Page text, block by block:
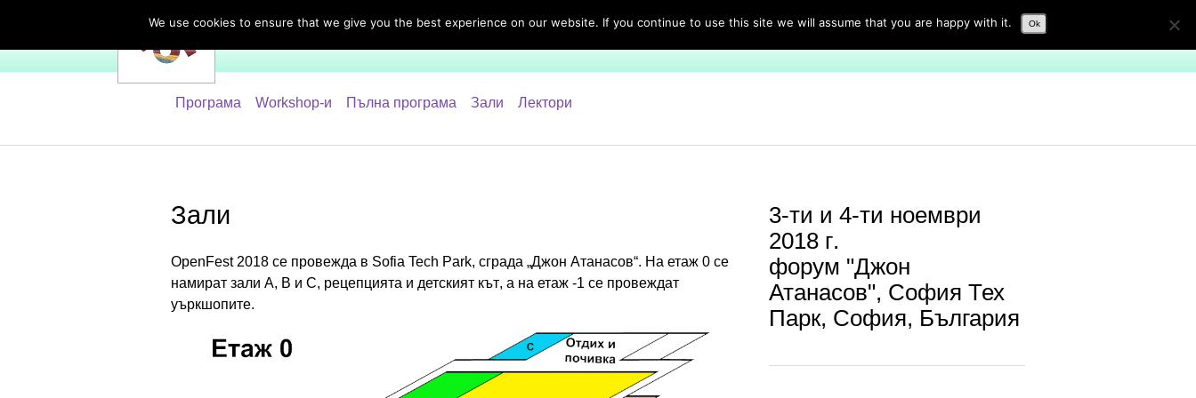
Програма Workshop-и Пълна програма Зали Лектори
Зали
OpenFest 2018 се провежда в Sofia Tech Park, сграда „Джон Атанасов“. На етаж 0 се
намират зали A, B и C, рецепцията и детският кът, а на етаж -1 се провеждат
уъркшопите.
3-ти и 4-ти ноември
2018 г.
форум "Джон
Атанасов", София Тех
Парк, София, България
We use cookies to ensure that we give you the best experience on our website. If you continue to use this site we will assume that you are happy with it. Ok